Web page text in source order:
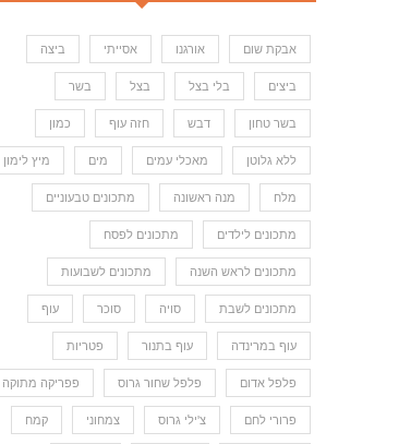
אבקת שום אורגנו אסייתי ביצה
ביצים בלי בצל בצל בשר
בשר טחון דבש חזה עוף כמון
ללא גלוטן מאכלי עמים מים מיץ לימון
מלח מנה ראשונה מתכונים טבעוניים
מתכונים לילדים מתכונים לפסח
מתכונים לראש השנה מתכונים לשבועות
מתכונים לשבת סויה סוכר עוף
עוף במרינדה עוף בתנור פטריות
פלפל אדום פלפל שחור גרוס פפריקה מתוקה
פרורי לחם צ'ילי גרוס צמחוני קמח